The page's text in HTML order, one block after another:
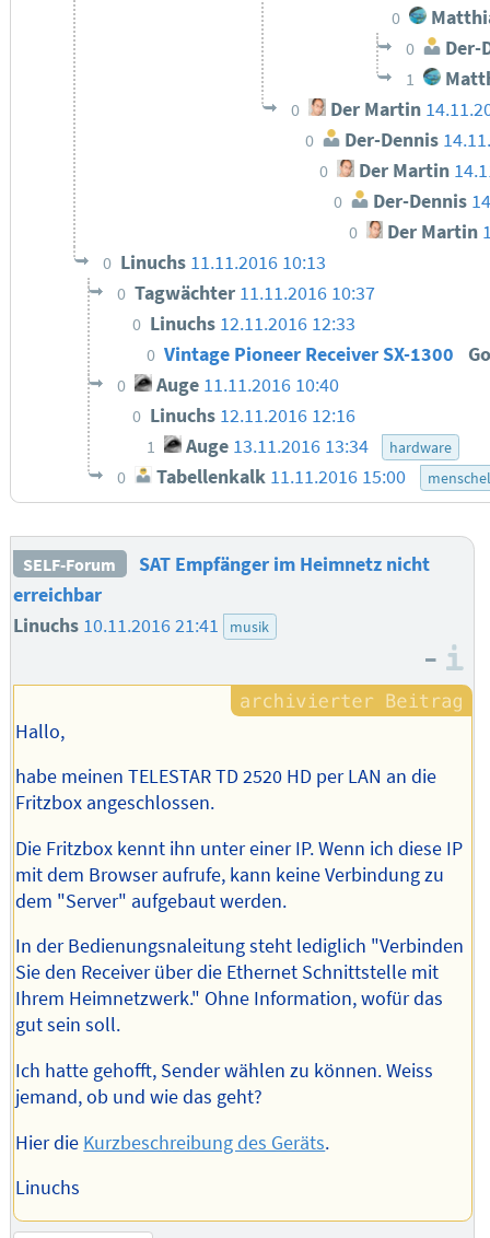
0
0 Der-
1
0 Der Martin
0 Der-Dennis
0 Der Martin
0 Der-Dennis
0 Der Martin
0 Linuchs 11.11.2016 10:13
0 Tagwächter 11.11.2016 10:37
0 Linuchs 12.11.2016 12:33
0 Vintage Pioneer Receiver SX-1300
0 Auge 11.11.2016 10:40
0 Linuchs 12.11.2016 12:16
1 Auge 13.11.2016 13:34 hardware
0 Tabellenkalk 11.11.2016 15:00
SELF-Forum
SAT Empfänger im Heimnetz nicht
erreichbar
Linuchs 10.11.2016 21:41 musik
–
Hallo,
habe meinen TELESTAR TD 2520 HD per LAN an die
Fritzbox angeschlossen.
Die Fritzbox kennt ihn unter einer IP. Wenn ich diese IP
mit dem Browser aufrufe, kann keine Verbindung zu
dem "Server" aufgebaut werden.
In der Bedienungsnaleitung steht lediglich "Verbinden
Sie den Receiver über die Ethernet Schnittstelle mit
Ihrem Heimnetzwerk." Ohne Information, wofür das
gut sein soll.
Ich hatte gehofft, Sender wählen zu können. Weiss
jemand, ob und wie das geht?
Hier die Kurzbeschreibung des Geräts.
Linuchs